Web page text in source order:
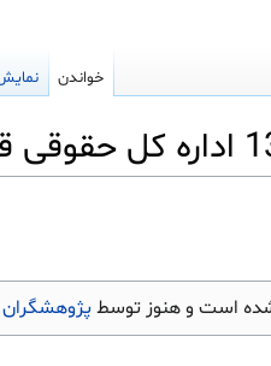
است و هنوز توسط
خواندن